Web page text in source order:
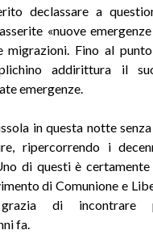
declassare a
«nuove
migrazioni. Fino al
addirittura il
emergenze.
in questa notte
ripercorrendo i
di questi è certamente
di Comunione e
di incontrare
fa.